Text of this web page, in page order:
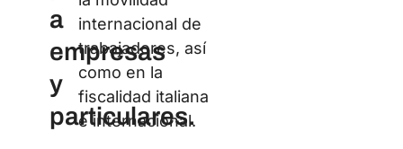
consultoría
profesional
a
empresas
asistencia
especializada en
la movilidad
internacional de
trabajadores, así